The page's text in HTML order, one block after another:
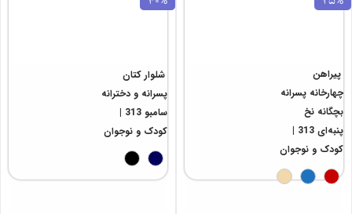
پیراهن
چهارخانه پسرانه
بچگانه نخ
پنبه‌ای 313 |
کودک و نوجوان
شلوار کتان
پسرانه و دخترانه
سامبو 313 |
کودک و نوجوان